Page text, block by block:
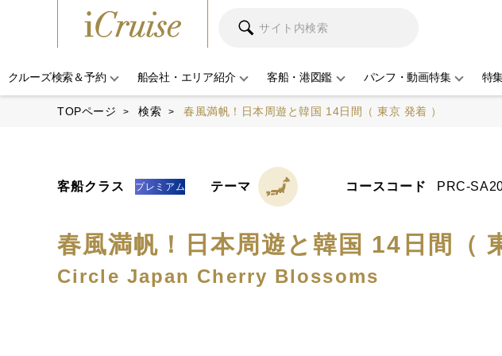
クルーズ検索＆予約 船会社・エリア紹介 客船・港図鑑 パンフ・動画特集 特
TOPページ 検索 春風満帆！日本周遊と韓国 14日間（ 東京 発着 ）
客船クラス プレミアム テーマ コースコード PRC-
春風満帆！日本周遊と韓国 14日間（
Circle Japan Cherry Blossoms